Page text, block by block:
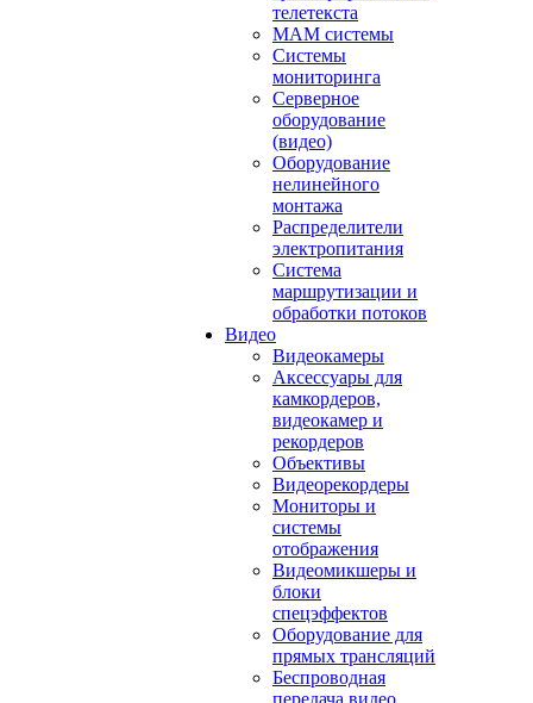
телетекста
MAM системы
Системы
мониторинга
Серверное
оборудование
(видео)
Оборудование
нелинейного
монтажа
Распределители
электропитания
Система
маршрутизации и
обработки потоков
Видео
Видеокамеры
Аксессуары для
камкордеров,
видеокамер и
рекордеров
Объективы
Видеорекордеры
Мониторы и
системы
отображения
Видеомикшеры и
блоки
спецэффектов
Оборудование для
прямых трансляций
Беспроводная
передача видео